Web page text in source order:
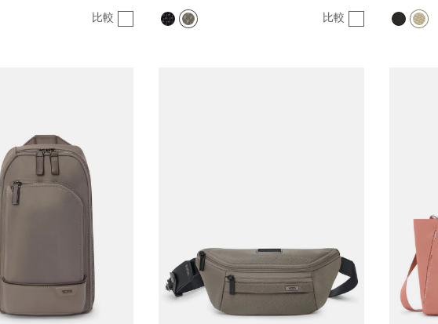
比較 比較